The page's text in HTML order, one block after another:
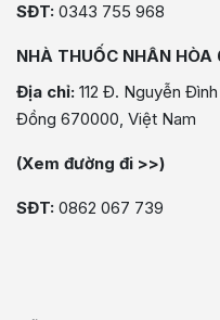
SĐT: 0343 755 968
NHÀ THUỐC NHÂN
Địa chỉ: 112 Đ. Nguyễn
Đồng 670000, Việt Nam
(Xem đường đi >>)
SĐT: 0862 067 739